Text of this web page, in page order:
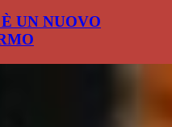
UN NUOVO